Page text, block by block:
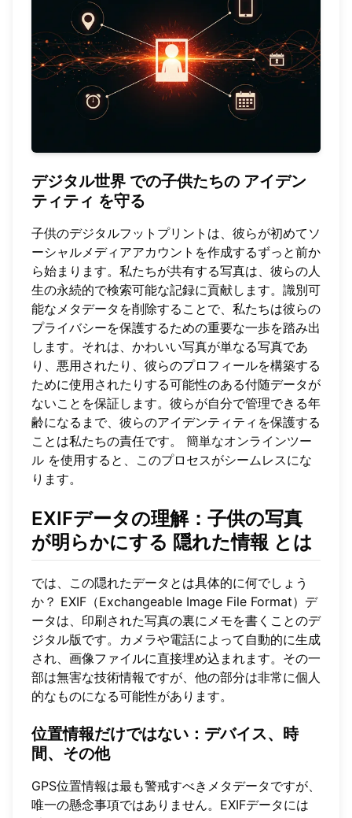
デジタル世界 での子供たちの アイデン
ティティ を守る
子供のデジタルフットプリントは、彼らが初めてソ
ーシャルメディアアカウントを作成するずっと前か
ら始まります。私たちが共有する写真は、彼らの人
生の永続的で検索可能な記録に貢献します。識別可
能なメタデータを削除することで、私たちは彼らの
プライバシーを保護するための重要な一歩を踏み出
します。それは、かわいい写真が単なる写真であ
り、悪用されたり、彼らのプロフィールを構築する
ために使用されたりする可能性のある付随データが
ないことを保証します。彼らが自分で管理できる年
齢になるまで、彼らのアイデンティティを保護する
ことは私たちの責任です。 簡単なオンラインツー
ル を使用すると、このプロセスがシームレスにな
ります。
EXIFデータの理解：子供の写真
が明らかにする 隠れた情報 とは
では、この隠れたデータとは具体的に何でしょう
か？ EXIF（Exchangeable Image File Format）デ
ータは、印刷された写真の裏にメモを書くことのデ
ジタル版です。カメラや電話によって自動的に生成
され、画像ファイルに直接埋め込まれます。その一
部は無害な技術情報ですが、他の部分は非常に個人
的なものになる可能性があります。
位置情報だけではない： デバイス、時
間、その他
GPS位置情報は最も警戒すべきメタデータですが、
唯一の懸念事項ではありません。EXIFデータには